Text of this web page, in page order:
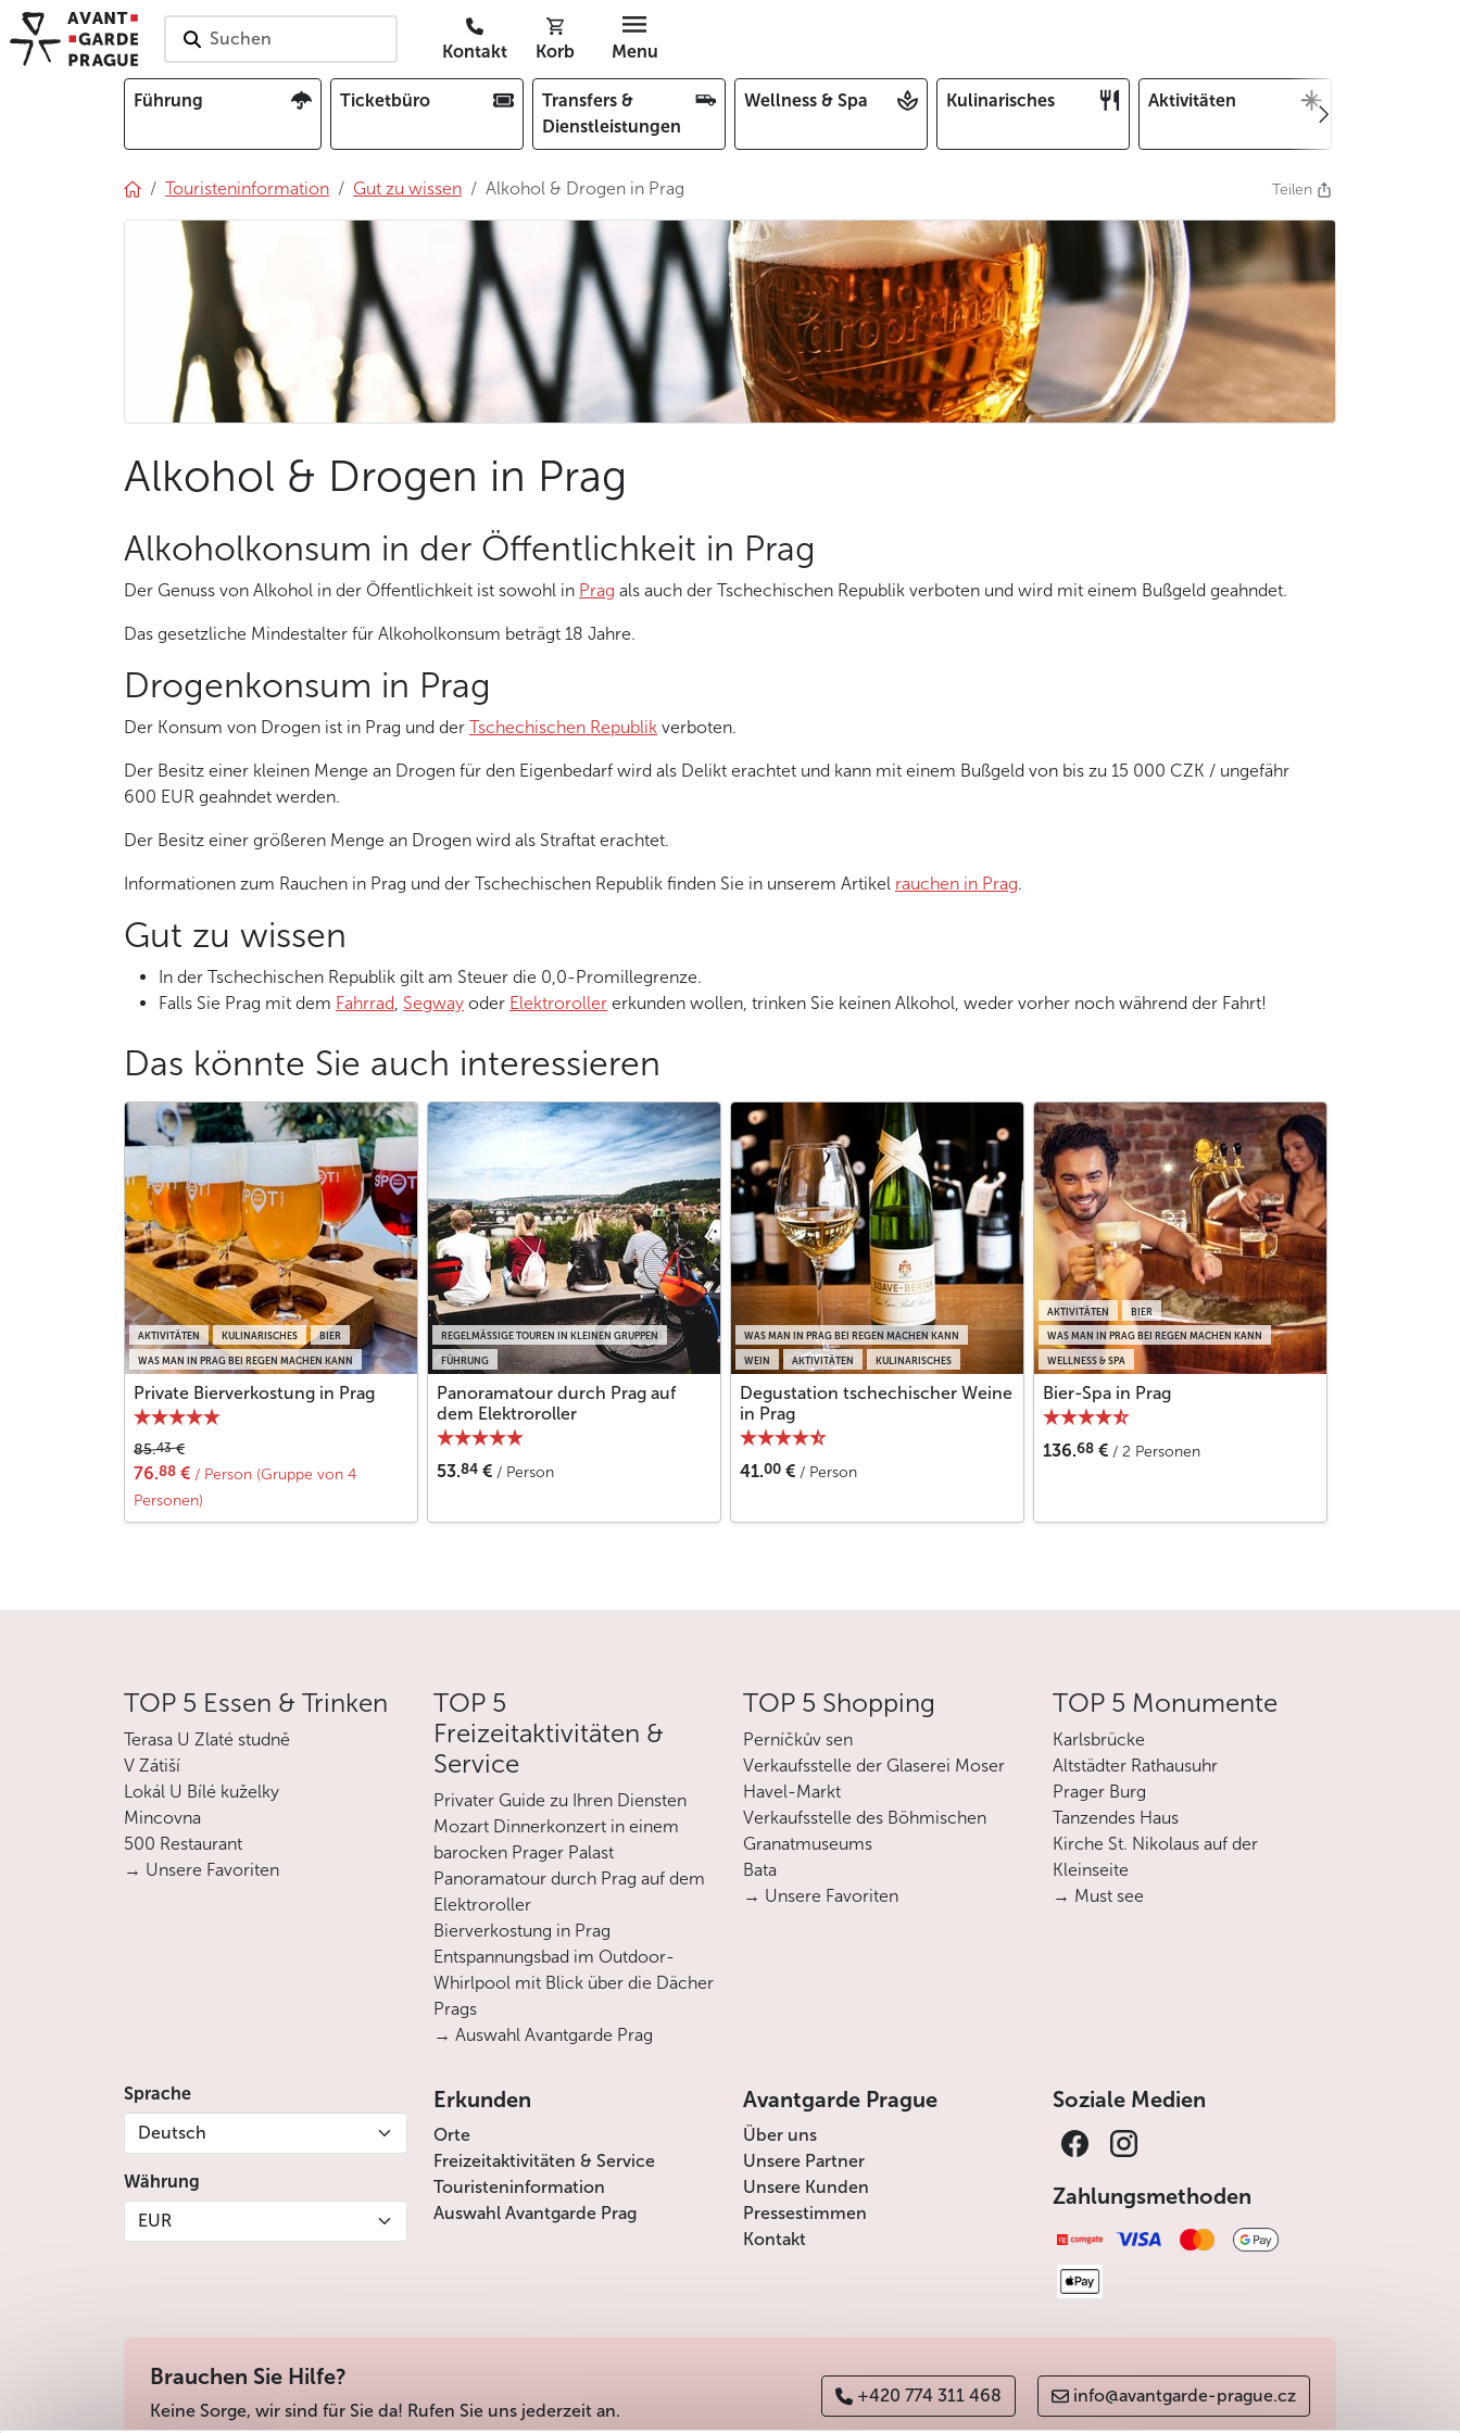
Suchen
Kontakt Korb Menu
Führung Ticketbüro
Transfers &
Dienstleistungen
Wellness & Spa Kulinarisches Aktivitäten
Touristeninformation Gut zu wissen Alkohol & Drogen in Prag Teilen
Alkohol & Drogen in Prag
Alkoholkonsum in der Öffentlichkeit in Prag
Der Genuss von Alkohol in der Öffentlichkeit ist sowohl in Prag als auch der Tschechischen Republik verboten und wird mit einem Bußgeld geahndet.
Das gesetzliche Mindestalter für Alkoholkonsum beträgt 18 Jahre.
Drogenkonsum in Prag
Der Konsum von Drogen ist in Prag und der Tschechischen Republik verboten.
Der Besitz einer kleinen Menge an Drogen für den Eigenbedarf wird als Delikt erachtet und kann mit einem Bußgeld von bis zu 15 000 CZK / ungefähr
600 EUR geahndet werden.
Der Besitz einer größeren Menge an Drogen wird als Straftat erachtet.
Informationen zum Rauchen in Prag und der Tschechischen Republik finden Sie in unserem Artikel rauchen in Prag.
Gut zu wissen
In der Tschechischen Republik gilt am Steuer die 0,0-Promillegrenze.
Falls Sie Prag mit dem Fahrrad Segway oder Elektroroller erkunden wollen, trinken Sie keinen Alkohol, weder vorher noch während der Fahrt!
Das könnte Sie auch interessieren
WAS MAN IN PRAG BEI REGEN MACHEN KANN
AKTIVITÄTEN KULINARISCHES BIER
Private Bierverkostung in Prag
85.43€
76.88 € / Person (Gruppe von 4
Personen)
FÜHRUNG
REGELMÄSSIGE TOUREN IN KLEINEN GRUPPEN
Panoramatour durch Prag auf
dem Elektroroller
53.84 € / Person
WEIN AKTIVITÄTEN KULINARISCHES
WAS MAN IN PRAG BEI REGEN MACHEN KANN
Degustation tschechischer Weine
in Prag
41.00 € / Person
WELLNESS & SPA
WAS MAN IN PRAG BEI REGEN MACHEN KANN
AKTIVITÄTEN BIER
Bier-Spa in Prag
136.68 € / 2 Personen
TOP 5 Essen & Trinken
Terasa U Zlaté studně
V Zátiší
Lokál U Bílé kuželky
Mincovna
500 Restaurant
→ Unsere Favoriten
TOP 5
Freizeitaktivitäten &
Service
Privater Guide zu Ihren Diensten
Mozart Dinnerkonzert in einem
barocken Prager Palast
Panoramatour durch Prag auf dem
Elektroroller
Bierverkostung in Prag
Entspannungsbad im Outdoor-
Whirlpool mit Blick über die Dächer
Prags
→ Auswahl Avantgarde Prag
TOP 5 Shopping
Perníčkův sen
Verkaufsstelle der Glaserei Moser
Havel-Markt
Verkaufsstelle des Böhmischen
Granatmuseums
Bata
→ Unsere Favoriten
TOP 5 Monumente
Karlsbrücke
Altstädter Rathausuhr
Prager Burg
Tanzendes Haus
Kirche St. Nikolaus auf der
Kleinseite
→ Must see
Sprache
Deutsch
Währung
EUR
Erkunden
Orte
Freizeitaktivitäten & Service
Touristeninformation
Auswahl Avantgarde Prag
Avantgarde Prague
Über uns
Unsere Partner
Unsere Kunden
Pressestimmen
Kontakt
Soziale Medien
Zahlungsmethoden
Brauchen Sie Hilfe?
Keine Sorge, wir sind für Sie da! Rufen Sie uns jederzeit an.
+420 774 311 468 info@avantgarde-prague.cz